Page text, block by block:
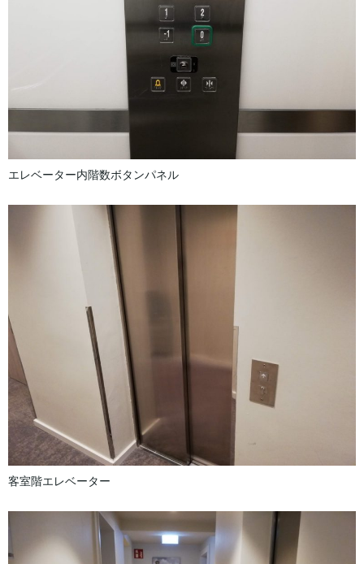
エレベーター内階数ボタンパネル
客室階エレベーター